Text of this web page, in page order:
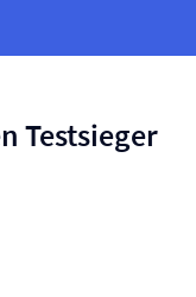
Testsieger